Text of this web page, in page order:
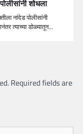
शोधला
नांदेड पोलीसांनी
त्याच्या डोळ्यातून…
Required fields are